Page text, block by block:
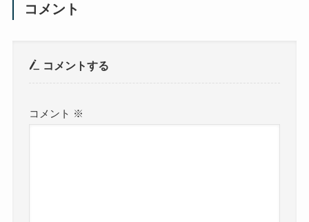
コメント
コメントする
コメント ※